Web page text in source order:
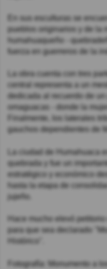
En sus esculturas se
pueblos originarios y de la
humahuaqueño -
fuerza en guerreros de la
La obra cuenta con tres
central representa a un
dedicada al recuerdo de
omaguacas - donde la
Finalmente, los laterales
gauchos dependientes de
La ciudad de Humahuaca
quebrada y fue un
estratégico y económico
hasta la etapa de
jujeño.
Hace mucho elevó
para que sea declarado
Histórico".
Fotografía: Monumento a